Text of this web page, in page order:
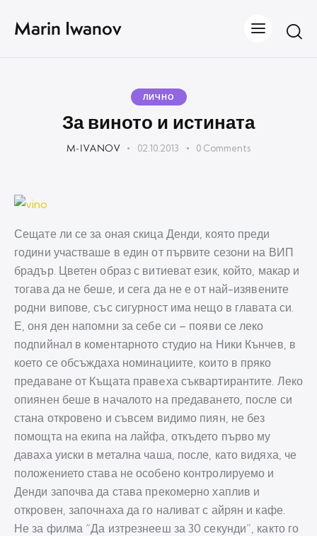
Marin Iwanov
ЛИЧНО
За виното и истината
M-IVANOV 02.10.2013 0 Comments
Сещате ли се за оная скица Денди, която преди
години участваше в един от първите сезони на ВИП
брадър. Цветен образ с витиеват език, който, макар и
тогава да не беше, и сега да не е от най-изявените
родни випове, със сигурност има нещо в главата си.
Е, оня ден напомни за себе си – появи се леко
подпийнал в коментарното студио на Ники Кънчев, в
което се обсъждаха номинациите, които в пряко
предаване от Къщата правeха съквартирантите. Леко
опиянен беше в началото на предаването, после си
стана откровено и съвсем видимо пиян, не без
помощта на екипа на лайфа, откъдето първо му
даваха уиски в метална чаша, после, като видяха, че
положението става не особено контролируемо и
Денди започва да става прекомерно хаплив и
откровен, започнаха да го наливат с айрян и кафе.
Не за филма “Да изтрезнееш за 30 секунди”, както го